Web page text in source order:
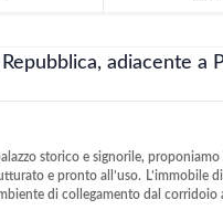
adiacente a
storico e signorile,
e pronto all’uso. L’immobile
di collegamento dal corridoio